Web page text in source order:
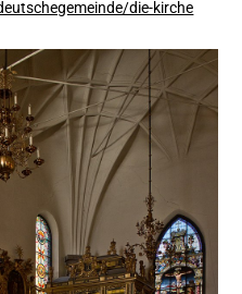
die-kirche